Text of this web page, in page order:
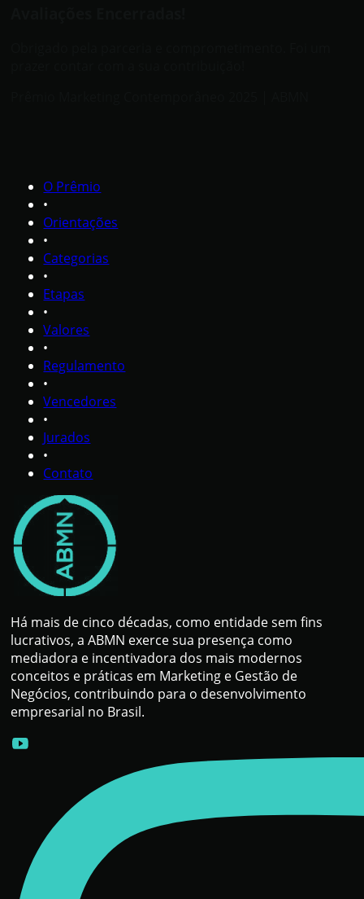
O Prêmio
•
Orientações
•
Categorias
•
Etapas
•
Valores
•
Regulamento
•
Vencedores
•
Jurados
•
Contato
Há mais de cinco décadas, como entidade sem fins
lucrativos, a ABMN exerce sua presença como
mediadora e incentivadora dos mais modernos
conceitos e práticas em Marketing e Gestão de
Negócios, contribuindo para o desenvolvimento
empresarial no Brasil.